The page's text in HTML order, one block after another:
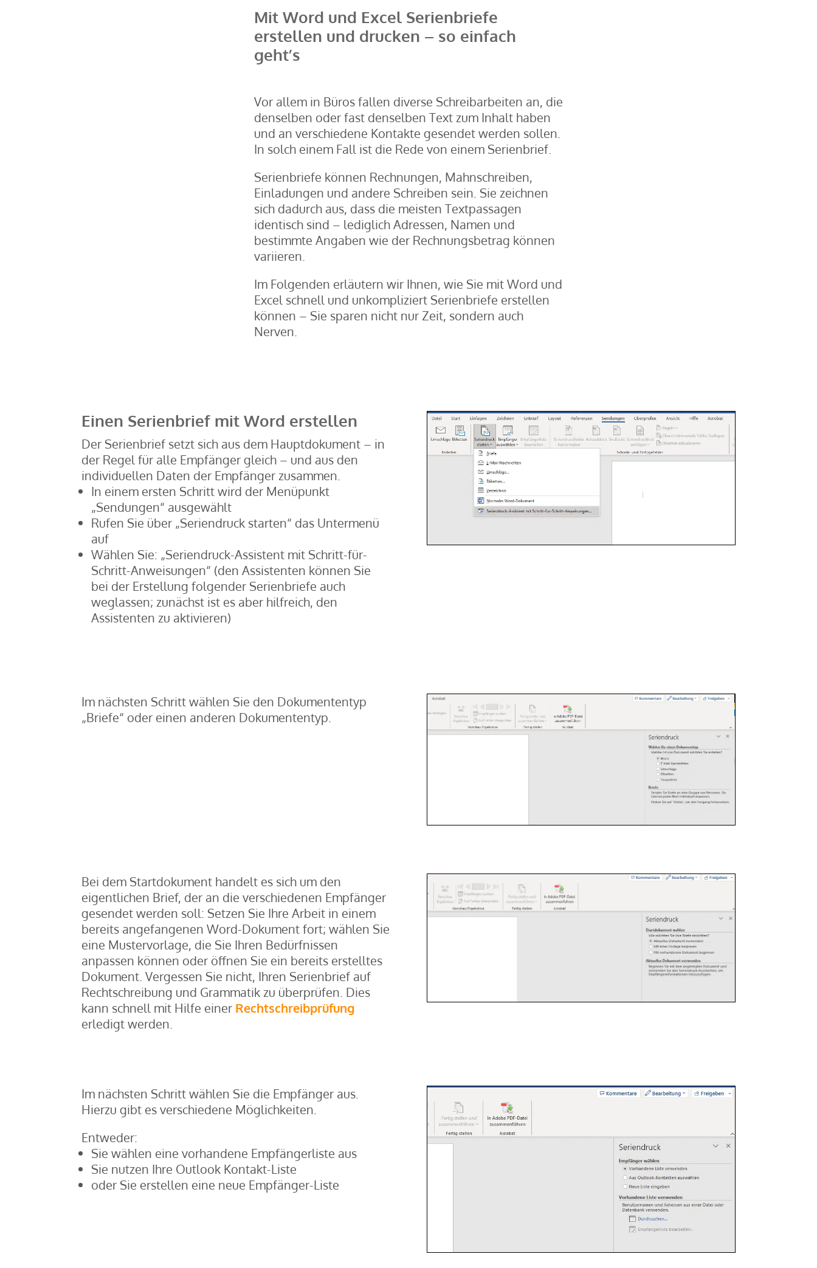
Mit Word und Excel Serienbriefe
erstellen und drucken – so einfach
geht’s
Vor allem in Büros fallen diverse Schreibarbeiten an, die
denselben oder fast denselben Text zum Inhalt haben
und an verschiedene Kontakte gesendet werden sollen.
In solch einem Fall ist die Rede von einem Serienbrief.
Serienbriefe können Rechnungen, Mahnschreiben,
Einladungen und andere Schreiben sein. Sie zeichnen
sich dadurch aus, dass die meisten Textpassagen
identisch sind – lediglich Adressen, Namen und
bestimmte Angaben wie der Rechnungsbetrag können
variieren.
Im Folgenden erläutern wir Ihnen, wie Sie mit Word und
Excel schnell und unkompliziert Serienbriefe erstellen
können – Sie sparen nicht nur Zeit, sondern auch
Nerven.
Einen Serienbrief mit Word erstellen
Der Serienbrief setzt sich aus dem Hauptdokument – in
der Regel für alle Empfänger gleich – und aus den
individuellen Daten der Empfänger zusammen.
In einem ersten Schritt wird der Menüpunkt
„Sendungen“ ausgewählt
Rufen Sie über „Seriendruck starten“ das Untermenü
auf
Wählen Sie: „Seriendruck-Assistent mit Schritt-für-
Schritt-Anweisungen“ (den Assistenten können Sie
bei der Erstellung folgender Serienbriefe auch
weglassen; zunächst ist es aber hilfreich, den
Assistenten zu aktivieren)
Im nächsten Schritt wählen Sie den Dokumententyp
„Briefe“ oder einen anderen Dokumententyp.
Bei dem Startdokument handelt es sich um den
eigentlichen Brief, der an die verschiedenen Empfänger
gesendet werden soll: Setzen Sie Ihre Arbeit in einem
bereits angefangenen Word-Dokument fort; wählen Sie
eine Mustervorlage, die Sie Ihren Bedürfnissen
anpassen können oder öffnen Sie ein bereits erstelltes
Dokument.Vergessen Sie nicht, Ihren Serienbrief auf
Rechtschreibung und Grammatik zu überprüfen. Dies
kann schnell mit Hilfe einer Rechtschreibprüfung
erledigt werden.
Im nächsten Schritt wählen Sie die Empfänger aus.
Hierzu gibt es verschiedene Möglichkeiten.
Entweder:
Sie wählen eine vorhandene Empfängerliste aus
Sie nutzen Ihre Outlook Kontakt-Liste
oder Sie erstellen eine neue Empfänger-Liste